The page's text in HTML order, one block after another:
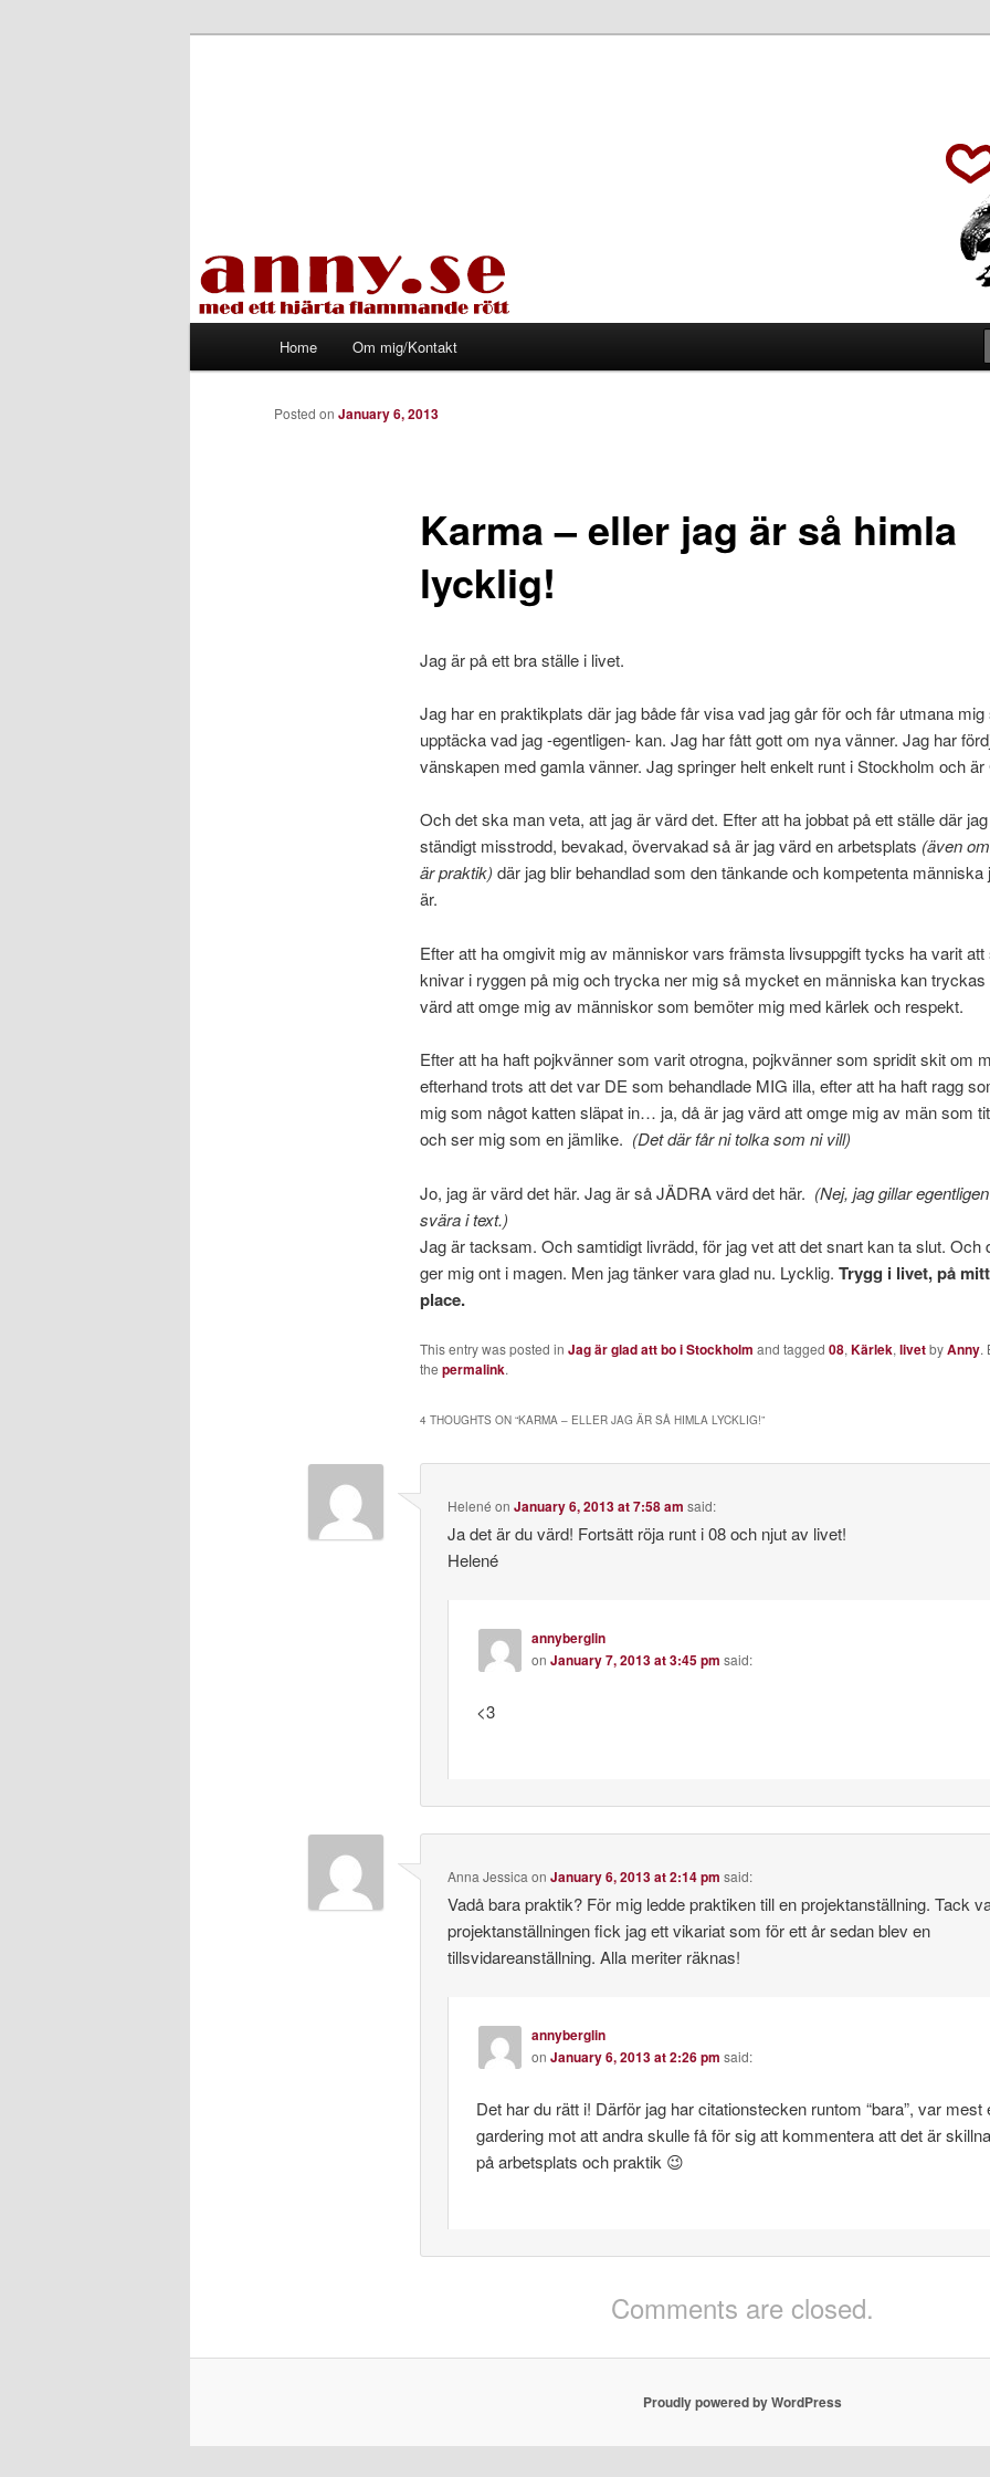
Home Om mig/Kontakt
Karma – eller jag är så himla
lycklig!
Posted on January 6, 2013
Jag är på ett bra ställe i livet.
Jag har en praktikplats där jag både får visa vad jag går för och får utmana mig
upptäcka vad jag -egentligen- kan. Jag har fått gott om nya vänner. Jag har
vänskapen med gamla vänner. Jag springer helt enkelt runt i Stockholm och
Och det ska man veta, att jag är värd det. Efter att ha jobbat på ett ställe där
ständigt misstrodd, bevakad, övervakad så är jag värd en arbetsplats (även
är praktik) där jag blir behandlad som den tänkande och kompetenta människa
är.
Efter att ha omgivit mig av människor vars främsta livsuppgift tycks ha varit
knivar i ryggen på mig och trycka ner mig så mycket en människa kan tryckas
värd att omge mig av människor som bemöter mig med kärlek och respekt.
Efter att ha haft pojkvänner som varit otrogna, pojkvänner som spridit skit om
efterhand trots att det var DE som behandlade MIG illa, efter att ha haft ragg
mig som något katten släpat in… ja, då är jag värd att omge mig av män som
och ser mig som en jämlike. (Det där får ni tolka som ni vill)
Jo, jag är värd det här. Jag är så JÄDRA värd det här. (Nej, jag gillar
svära i text.)
Jag är tacksam. Och samtidigt livrädd, för jag vet att det snart kan ta slut.
ger mig ont i magen. Men jag tänker vara glad nu. Lycklig. Trygg i livet, på
place.
This entry was posted in Jag är glad att bo i Stockholm and tagged 08, Kärlek, livetbyAnny.
the permalink.
4 THOUGHTS ON “KARMA – ELLER JAG ÄR SÅ HIMLA LYCKLIG!”
Helené onJanuary 6, 2013 at 7:58 am said:
Ja det är du värd! Fortsätt röja runt i 08 och njut av livet!
Helené
annyberglin
on January 7, 2013 at 3:45 pm said:
<3
Anna Jessica onJanuary 6, 2013 at 2:14 pm said:
Vadå bara praktik? För mig ledde praktiken till en projektanställning. Tack
projektanställningen fick jag ett vikariat som för ett år sedan blev en
tillsvidareanställning. Alla meriter räknas!
annyberglin
on January 6, 2013 at 2:26 pm said:
Det har du rätt i! Därför jag har citationstecken runtom “bara”, var mest
gardering mot att andra skulle få för sig att kommentera att det är
på arbetsplats och praktik 😉
Comments are closed.
Proudly powered by WordPress